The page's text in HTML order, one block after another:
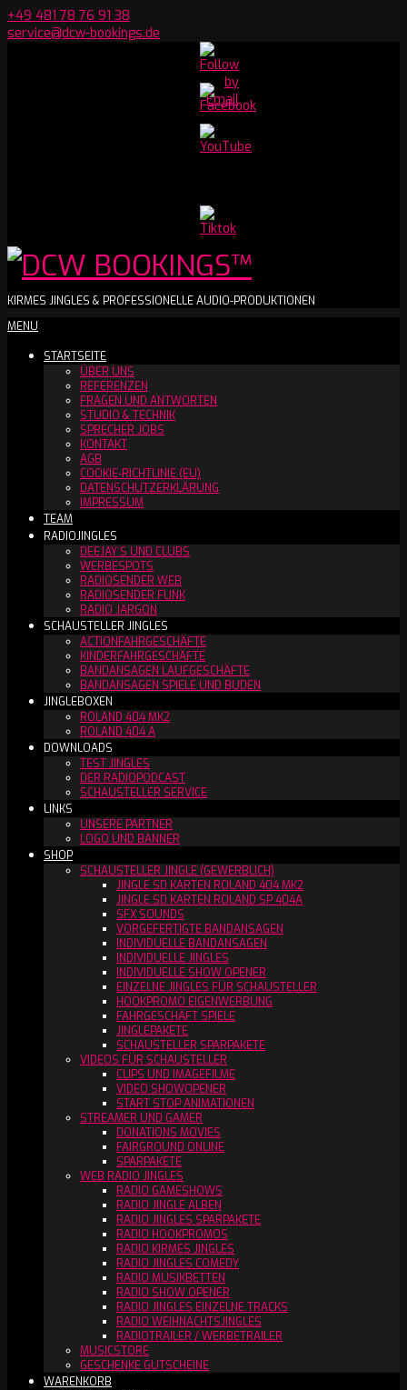
Skip
to
+49 481 78 76 91 38
service@dcw-bookings.de
Youtube
Channel
DCW
BOOKINGS™
KIRMES JINGLES & PROFESSIONELLE AUDIO-PRODUKTIONEN
Secondary
Menu
MENU
STARTSEITE
ÜBER UNS
REFERENZEN
FRAGEN UND ANTWORTEN
STUDIO & TECHNIK
SPRECHER JOBS
KONTAKT
AGB
COOKIE-RICHTLINIE (EU)
DATENSCHUTZERKLÄRUNG
IMPRESSUM
TEAM
RADIOJINGLES
DEEJAY´S UND CLUBS
WERBESPOTS
RADIOSENDER WEB
RADIOSENDER FUNK
RADIO JARGON
SCHAUSTELLER JINGLES
ACTIONFAHRGESCHÄFTE
KINDERFAHRGESCHÄFTE
BANDANSAGEN LAUFGESCHÄFTE
BANDANSAGEN SPIELE UND BUDEN
JINGLEBOXEN
ROLAND 404 MK2
ROLAND 404 A
DOWNLOADS
TEST JINGLES
DER RADIOPODCAST
SCHAUSTELLER SERVICE
LINKS
UNSERE PARTNER
LOGO UND BANNER
SHOP
SCHAUSTELLER JINGLE (GEWERBLICH)
JINGLE SD KARTEN ROLAND 404 MK2
JINGLE SD KARTEN ROLAND SP 404A
SFX SOUNDS
VORGEFERTIGTE BANDANSAGEN
INDIVIDUELLE BANDANSAGEN
INDIVIDUELLE JINGLES
INDIVIDUELLE SHOW OPENER
EINZELNE JINGLES FÜR SCHAUSTELLER
HOOKPROMO EIGENWERBUNG
FAHRGESCHÄFT SPIELE
JINGLEPAKETE
SCHAUSTELLER SPARPAKETE
VIDEOS FÜR SCHAUSTELLER
CLIPS UND IMAGEFILME
VIDEO SHOWOPENER
START STOP ANIMATIONEN
STREAMER UND GAMER
DONATIONS MOVIES
FAIRGROUND ONLINE
SPARPAKETE
WEB RADIO JINGLES
RADIO GAMESHOWS
RADIO JINGLE ALBEN
RADIO JINGLES SPARPAKETE
RADIO HOOKPROMOS
RADIO KIRMES JINGLES
RADIO JINGLES COMEDY
RADIO MUSIKBETTEN
RADIO SHOW OPENER
RADIO JINGLES EINZELNE TRACKS
RADIO WEIHNACHTSJINGLES
RADIOTRAILER / WERBETRAILER
MUSICSTORE
GESCHENKE GUTSCHEINE
WARENKORB